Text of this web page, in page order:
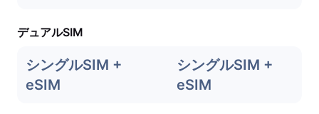
デュアルSIM
シングルSIM +
eSIM
シングルSIM +
eSIM